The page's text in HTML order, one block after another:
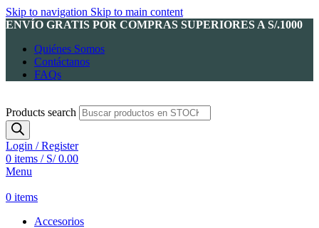
Skip to navigation Skip to main content
ENVÍO GRATIS POR COMPRAS SUPERIORES A S/.1000
Quiénes Somos
Contáctanos
FAQs
Products search
Login / Register
0 items / S/0.00
Menu
0 items
Accesorios